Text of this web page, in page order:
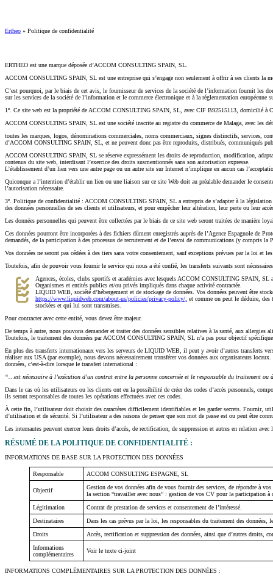
Ertheo » Politique de confidentialité
ERTHEO est une marque déposée d’ACCOM CONSULTING SPAIN, SL.
ACCOM CONSULTING SPAIN, SL est une entreprise qui s’engage non seulement à offrir à ses clients la
C’est pourquoi, par le biais de cet avis, le fournisseur de services de la société de l’information fournit les
sur les services de la société de l’information et le commerce électronique et à la réglementation
1º. Ce site web est la propriété de ACCOM CONSULTING SPAIN, SL, avec CIF B92515113, domicilié à
ACCOM CONSULTING SPAIN, SL est une société inscrite au registre du commerce de Malaga, avec
toutes les marques, logos, dénominations commerciales, noms commerciaux, signes distinctifs, services,
d’ACCOM CONSULTING SPAIN, SL, et ne peuvent donc pas être reproduits, distribués, communiqués
ACCOM CONSULTING SPAIN, SL se réserve expressément les droits de reproduction, modification,
contenus du site web, interdisant l’exercice des droits susmentionnés sans son autorisation expresse.
L’établissement d’un lien vers une autre page ou un autre site sur Internet n’implique en aucun cas
Quiconque a l’intention d’établir un lien ou une liaison sur ce site Web doit au préalable demander le
l’autorisation nécessaire.
3º. Politique de confidentialité : ACCOM CONSULTING SPAIN, SL a entrepris de s’adapter à la législation
des données personnelles de ses clients et utilisateurs, et pour empêcher leur altération, leur perte ou leur
Les données personnelles qui peuvent être collectées par le biais de ce site web seront traitées de manière
Ces données pourront être incorporées à des fichiers dûment enregistrés auprès de l’Agence Espagnole
demandés, de la participation à des processus de recrutement et de l’envoi de communications (y compris
Vos données ne seront pas cédées à des tiers sans votre consentement, sauf exceptions prévues par la loi
Toutefois, afin de pouvoir vous fournir le service qui nous a été confié, les transferts suivants sont
Agences, écoles, clubs sportifs et académies avec lesquels ACCOM CONSULTING SPAIN, SL
Organismes et entités publics et/ou privés impliqués dans chaque activité contractée.
LIQUID WEB, société d’hébergement et de stockage de données. Vos données peuvent être
https://www.liquidweb.com/about-us/policies/privacy-policy/, et comme on peut le déduire, des
stockées et qui lui sont transmises.
Pour contracter avec cette entité, vous devez être majeur.
De temps à autre, nous pouvons demander et traiter des données sensibles relatives à la santé, aux
Toutefois, le traitement des données par ACCOM CONSULTING SPAIN, SL n’a pas pour objectif
En plus des transferts internationaux vers les serveurs de LIQUID WEB, il peut y avoir d’autres transferts
réaliser aux USA (par exemple), nous devons nécessairement transférer vos données aux organisateurs
données, c’est-à-dire lorsque le transfert international :
“…est nécessaire à l’exécution d’un contrat entre la personne concernée et le responsable du traitement
Dans le cas où les utilisateurs ou les clients ont eu la possibilité de créer des codes d’accès personnels,
ils seront responsables de toutes les opérations effectuées avec ces codes.
À cette fin, l’utilisateur doit choisir des caractères difficilement identifiables et les garder secrets. Fournir,
d’utilisation et de sécurité. Si l’utilisateur a des raisons de penser que son mot de passe est ou peut être
Les internautes peuvent exercer leurs droits d’accès, de rectification, de suppression et autres en relation
RÉSUMÉ DE LA POLITIQUE DE CONFIDENTIALITÉ :
INFORMATIONS DE BASE SUR LA PROTECTION DES DONNÉES
Responsable ACCOM CONSULTING ESPAGNE, SL
Objectif
Gestion de vos données afin de vous fournir des services, de répondre à
la section “travailler avec nous” : gestion de vos CV pour la participation à
Légitimation
Contrat de prestation de services et consentement de l’intéressé.
Destinataires
Dans les cas prévus par la loi, les responsables du traitement des
Droits
Accès, rectification et suppression des données, ainsi que d’autres droits,
Informations
complémentaires
Voir le texte ci-joint
INFORMATIONS COMPLÉMENTAIRES SUR LA PROTECTION DES DONNÉES :